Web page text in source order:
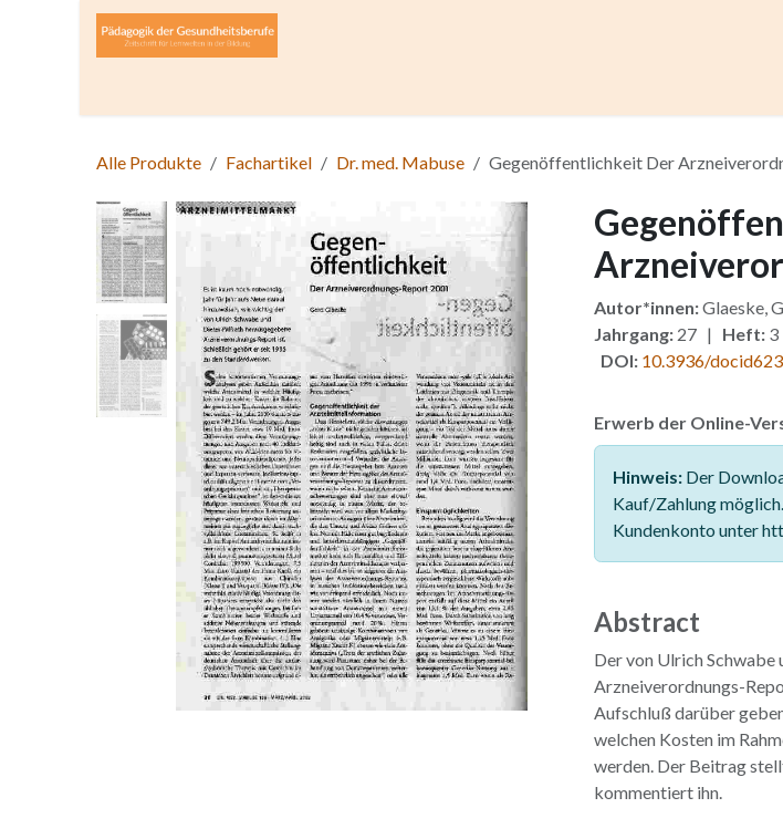
Zum Inhalt springen
Alle Produkte Fachartikel Dr. med. Mabuse Gegenöffentlichkeit Der
Autor*innen:Glaeske,
Jahrgang:27 | Heft:
DOI: 10.3936/
Erwerb der Online-
Hinweis:Der
Kauf/Zahlung
Kundenkonto unter
Abstract
Der von Ulrich Schwabe
Arzneiverordnungs-
Aufschluß darüber
welchen Kosten im
werden. Der Beitrag
kommentiert ihn.